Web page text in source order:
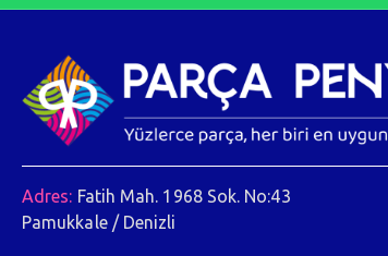
Adres: Fatih Mah. 1968 Sok. No:43
Pamukkale / Denizli